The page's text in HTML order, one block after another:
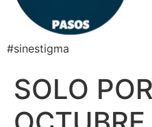
#sinestigma
SOLO